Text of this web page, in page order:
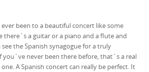
ever been to a beautiful concert like some
there`s a guitar or a piano and a flute and
the Spanish synagogue for a truly
you`ve never been there before, that`s a real
A Spanish concert can really be perfect. It